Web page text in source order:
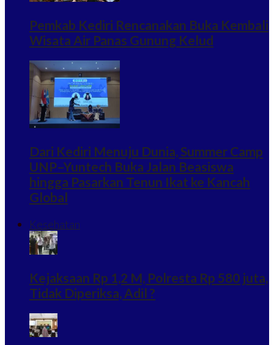
Pemkab Kediri Rencanakan Buka Kembali
Wisata Air Panas Gunung Kelud
Dari Kediri Menuju Dunia, Summer Camp
UNP–Yuntech Buka Jalan Beasiswa
hingga Pasarkan Tenun Ikat ke Kancah
Global
Kesehatan
Kejaksaan Rp 1,2 M, Polresta Rp 580 juta,
Tidak Diperiksa, Adil ?